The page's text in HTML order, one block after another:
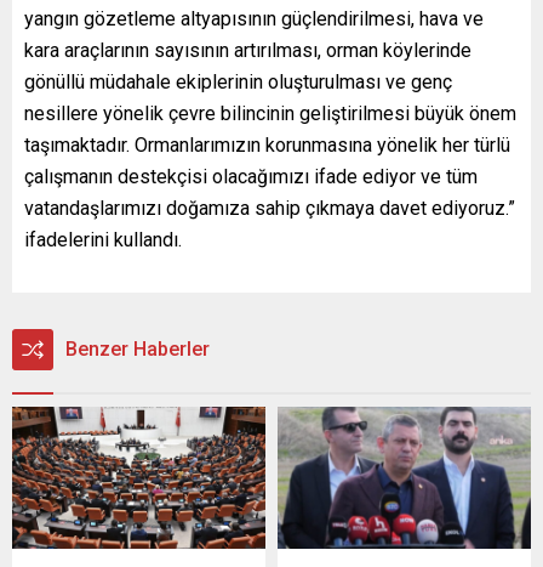
yangın gözetleme altyapısının güçlendirilmesi, hava ve
kara araçlarının sayısının artırılması, orman köylerinde
gönüllü müdahale ekiplerinin oluşturulması ve genç
nesillere yönelik çevre bilincinin geliştirilmesi büyük önem
taşımaktadır. Ormanlarımızın korunmasına yönelik her türlü
çalışmanın destekçisi olacağımızı ifade ediyor ve tüm
vatandaşlarımızı doğamıza sahip çıkmaya davet ediyoruz.”
ifadelerini kullandı.
Benzer Haberler